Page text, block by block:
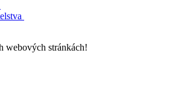
webových stránkách!